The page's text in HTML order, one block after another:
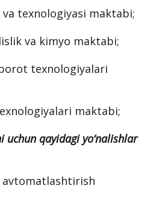
texnologiyasi maktabi;
va kimyo maktabi;
texnologiyalari
maktabi;
qayidagi yo‘nalishlar
avtomatlashtirish